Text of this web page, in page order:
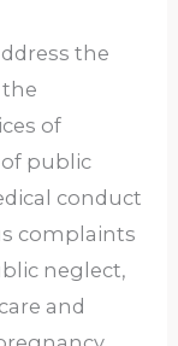
the
of
public
conduct
complaints
neglect,
and